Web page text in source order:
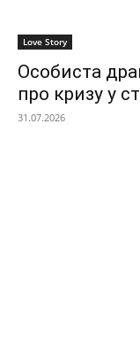
Love Story
Особиста
про кризу у
31.07.2026